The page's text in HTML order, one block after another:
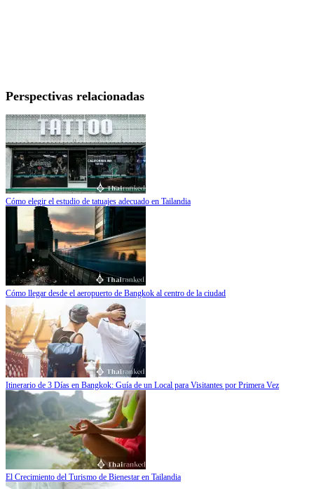
Perspectivas relacionadas
Cómo elegir el estudio de tatuajes adecuado en Tailandia
Cómo llegar desde el aeropuerto de Bangkok al centro de la ciudad
Itinerario de 3 Días en Bangkok: Guía de un Local para Visitantes por Primera Vez
El Crecimiento del Turismo de Bienestar en Tailandia